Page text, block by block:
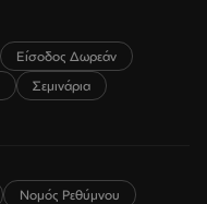
Είσοδος Δωρεάν
Σεμινάρια
Νομός Ρεθύμνου